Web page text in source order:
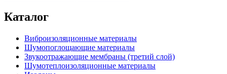
Каталог
Виброизоляционные материалы
Шумопоглощающие материалы
Звукоотражающие мембраны (третий слой)
Шумотеплоизоляционные материалы